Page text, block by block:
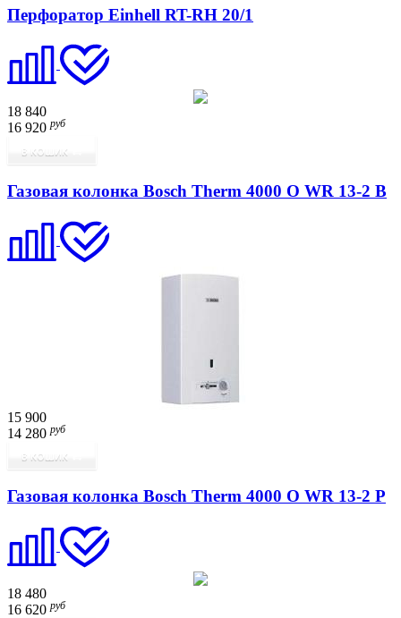
Перфоратор Einhell RT-RH 20/1
18 840
16 920 руб
В КОШИК
Газовая колонка Bosch Therm 4000 O WR 13-2 B
15 900
14 280 руб
В КОШИК
Газовая колонка Bosch Therm 4000 O WR 13-2 P
18 480
16 620 руб